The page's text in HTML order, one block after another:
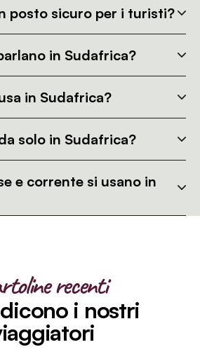
posto sicuro per i turisti?
in Sudafrica?
in Sudafrica?
solo in Sudafrica?
e corrente si usano in
recenti
i nostri